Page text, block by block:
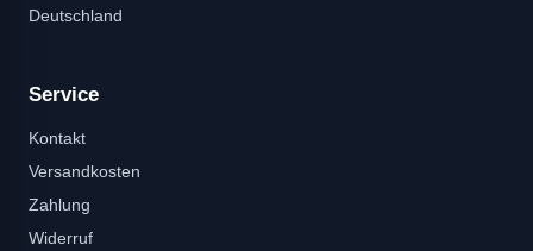
Deutschland
Service
Kontakt
Versandkosten
Zahlung
Widerruf